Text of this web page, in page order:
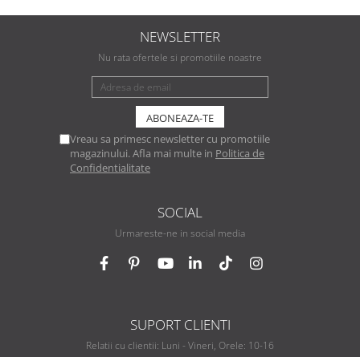
NEWSLETTER
Nu rata ofertele si promotiile noastre
Vreau sa primesc newsletter cu promotiile
magazinului. Afla mai multe in Politica de
Confidentialitate
SOCIAL
Urmareste-ne in social media
SUPORT CLIENTI
Relatii cu clientii: Luni - Vineri, Orele: 10-16